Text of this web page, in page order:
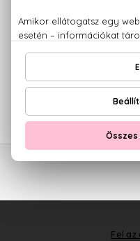
BIO
COSNATURE
Volumennövelő kondícionáló
250 ml
Fel